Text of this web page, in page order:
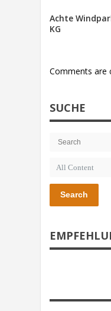
Achte
KG
Comments are
SUCHE
Search